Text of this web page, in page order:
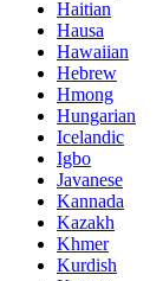
Haitian
Hausa
Hawaiian
Hebrew
Hmong
Hungarian
Icelandic
Igbo
Javanese
Kannada
Kazakh
Khmer
Kurdish